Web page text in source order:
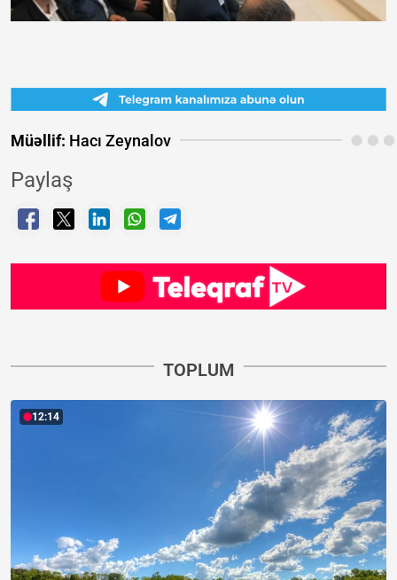
Müəllif: Hacı Zeynalov
Paylaş
TOPLUM
12:14